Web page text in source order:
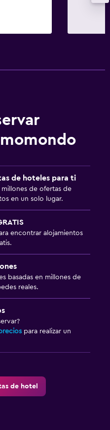
de hoteles para ti
de ofertas de
en un solo lugar.
encontrar alojamientos
basadas en millones de
reales.
para realizar un
de hotel